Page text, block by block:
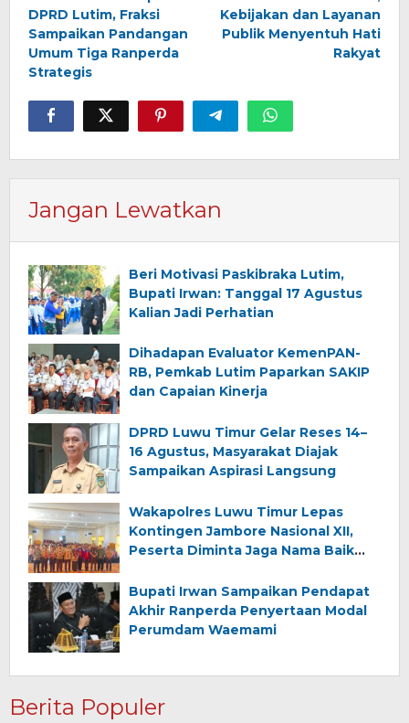
DPRD Lutim, Fraksi
Sampaikan Pandangan
Umum Tiga Ranperda
Strategis
Kebijakan dan Layanan
Publik Menyentuh Hati
Rakyat
Jangan Lewatkan
Beri Motivasi Paskibraka Lutim,
Bupati Irwan: Tanggal 17 Agustus
Kalian Jadi Perhatian
Dihadapan Evaluator KemenPAN-
RB, Pemkab Lutim Paparkan SAKIP
dan Capaian Kinerja
DPRD Luwu Timur Gelar Reses 14–
16 Agustus, Masyarakat Diajak
Sampaikan Aspirasi Langsung
Wakapolres Luwu Timur Lepas
Kontingen Jambore Nasional XII,
Peserta Diminta Jaga Nama Baik
Bupati Irwan Sampaikan Pendapat
Akhir Ranperda Penyertaan Modal
Perumdam Waemami
Berita Populer